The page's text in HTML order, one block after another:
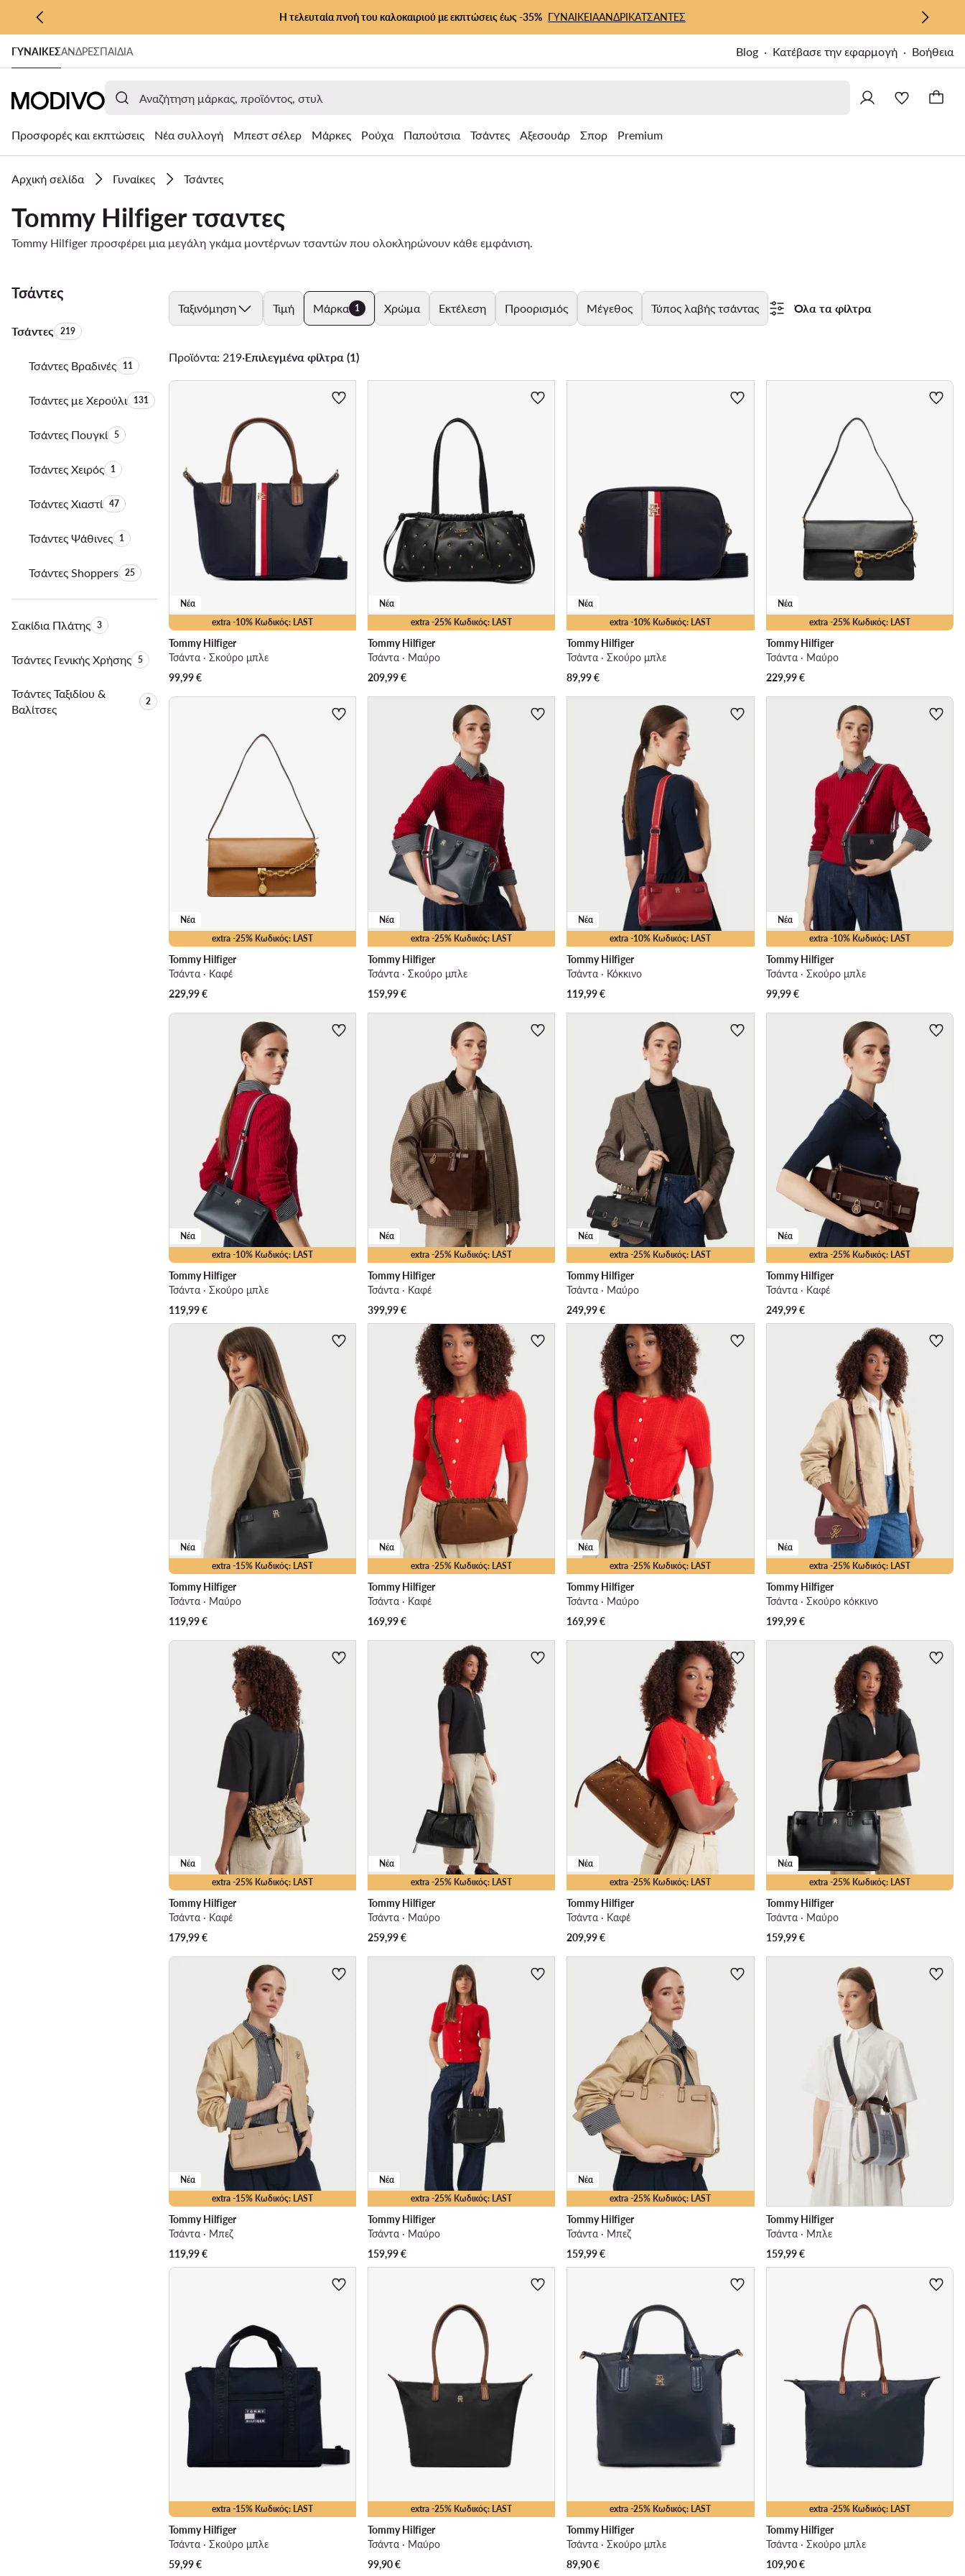
ΜΕΤΆΒΑΣΗ ΣΤΟ ΚΎΡΙΟ ΠΕΡΙΕΧΌΜΕΝΟ
ΜΕΤΆΒΑΣΗ ΣΤΗΝ ΑΝΑΖΉΤΗΣΗ
Η τελευταία πνοή του καλοκαιριού με εκπτώσεις έως -35% ΓΥΝΑΙΚΕΙΑΑΝΔΡΙΚΑΤΣΑΝΤΕΣ
ΓΥΝΑΊΚΕΣΑΝΔΡΕΣΠΑΙΔΙΑ Blog Κατέβασε την εφαρμογή Βοήθεια
Προσφορές και εκπτώσεις Νέα συλλογή Μπεστ σέλερ Μάρκες Ρούχα Παπούτσια Τσάντες Αξεσουάρ Σπορ Premium
Αρχική σελίδα Γυναίκες Τσάντες
Tommy Hilfiger τσαντες
Tommy Hilfiger προσφέρει μια μεγάλη γκάμα μοντέρνων τσαντών που ολοκληρώνουν κάθε εμφάνιση.
Τσάντες
ΤσάντεςΑριθμός προϊόντων:
219
Τσάντες ΒραδινέςΑριθμός προϊόντων:
11
Τσάντες με ΧερούλιΑριθμός προϊόντων:
131
Τσάντες ΠουγκίΑριθμός προϊόντων:
5
Τσάντες ΧειρόςΑριθμός προϊόντων:
1
Τσάντες ΧιαστίΑριθμός προϊόντων:
47
Τσάντες ΨάθινεςΑριθμός προϊόντων:
1
Τσάντες ShoppersΑριθμός προϊόντων:
25
Σακίδια ΠλάτηςΑριθμός προϊόντων:
3
Τσάντες Γενικής ΧρήσηςΑριθμός προϊόντων:
5
Τσάντες Ταξιδίου &
Βαλίτσες
Αριθμός προϊόντων:
2
Ταξινόμηση Τιμή Μάρκα 1 Χρώμα Εκτέλεση Προορισμός Μέγεθος Τύπος λαβής τσάντας Όλα τα φίλτρα
Προϊόντα: 219·Επιλεγμένα φίλτρα (1)
extra -10% Κωδικός: LAST
Νέα
Tommy Hilfiger
Τσάντα · Σκούρο μπλε
99,99€
extra -25% Κωδικός: LAST
Νέα
Tommy Hilfiger
Τσάντα · Μαύρο
209,99€
extra -10% Κωδικός: LAST
Νέα
Tommy Hilfiger
Τσάντα · Σκούρο μπλε
89,99€
extra -25% Κωδικός: LAST
Νέα
Tommy Hilfiger
Τσάντα · Μαύρο
229,99€
extra -25% Κωδικός: LAST
Νέα
Tommy Hilfiger
Τσάντα · Καφέ
229,99€
extra -25% Κωδικός: LAST
Νέα
Tommy Hilfiger
Τσάντα · Σκούρο μπλε
159,99€
extra -10% Κωδικός: LAST
Νέα
Tommy Hilfiger
Τσάντα · Κόκκινο
119,99€
extra -10% Κωδικός: LAST
Νέα
Tommy Hilfiger
Τσάντα · Σκούρο μπλε
99,99€
extra -10% Κωδικός: LAST
Νέα
Tommy Hilfiger
Τσάντα · Σκούρο μπλε
119,99€
extra -25% Κωδικός: LAST
Νέα
Tommy Hilfiger
Τσάντα · Καφέ
399,99€
extra -25% Κωδικός: LAST
Νέα
Tommy Hilfiger
Τσάντα · Μαύρο
249,99€
extra -25% Κωδικός: LAST
Νέα
Tommy Hilfiger
Τσάντα · Καφέ
249,99€
extra -15% Κωδικός: LAST
Νέα
Tommy Hilfiger
Τσάντα · Μαύρο
119,99€
extra -25% Κωδικός: LAST
Νέα
Tommy Hilfiger
Τσάντα · Καφέ
169,99€
extra -25% Κωδικός: LAST
Νέα
Tommy Hilfiger
Τσάντα · Μαύρο
169,99€
extra -25% Κωδικός: LAST
Νέα
Tommy Hilfiger
Τσάντα · Σκούρο κόκκινο
199,99€
extra -25% Κωδικός: LAST
Νέα
Tommy Hilfiger
Τσάντα · Καφέ
179,99€
extra -25% Κωδικός: LAST
Νέα
Tommy Hilfiger
Τσάντα · Μαύρο
259,99€
extra -25% Κωδικός: LAST
Νέα
Tommy Hilfiger
Τσάντα · Καφέ
209,99€
extra -25% Κωδικός: LAST
Νέα
Tommy Hilfiger
Τσάντα · Μαύρο
159,99€
extra -15% Κωδικός: LAST
Νέα
Tommy Hilfiger
Τσάντα · Μπεζ
119,99€
extra -25% Κωδικός: LAST
Νέα
Tommy Hilfiger
Τσάντα · Μαύρο
159,99€
extra -25% Κωδικός: LAST
Νέα
Tommy Hilfiger
Τσάντα · Μπεζ
159,99€
Tommy Hilfiger
Τσάντα · Μπλε
159,99€
extra -15% Κωδικός: LAST
Tommy Hilfiger
Τσάντα · Σκούρο μπλε
59,99€
extra -25% Κωδικός: LAST
Tommy Hilfiger
Τσάντα · Μαύρο
99,90€
extra -25% Κωδικός: LAST
Tommy Hilfiger
Τσάντα · Σκούρο μπλε
89,90€
extra -25% Κωδικός: LAST
Tommy Hilfiger
Τσάντα · Σκούρο μπλε
109,90€